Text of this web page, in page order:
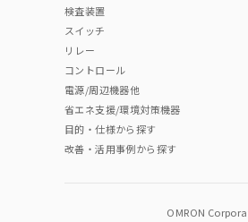
検査装置
スイッチ
リレー
コントロール
電源/周辺機器他
省エネ支援/環境対策機器
目的・仕様から探す
改善・活用事例から探す
OMRON